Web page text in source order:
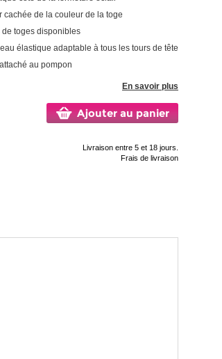
cachée de la couleur de la toge
de toges disponibles
élastique adaptable à tous les tours de tête
au pompon
En savoir plus
Ajouter au panier
Livraison entre 5 et 18 jours.
Frais de livraison